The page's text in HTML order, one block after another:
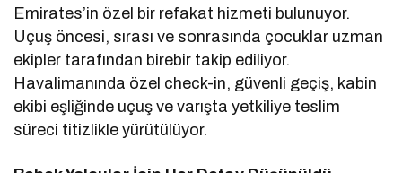
Emirates’in özel bir refakat hizmeti bulunuyor.
Uçuş öncesi, sırası ve sonrasında çocuklar uzman
ekipler tarafından birebir takip ediliyor.
Havalimanında özel check-in, güvenli geçiş, kabin
ekibi eşliğinde uçuş ve varışta yetkiliye teslim
süreci titizlikle yürütülüyor.